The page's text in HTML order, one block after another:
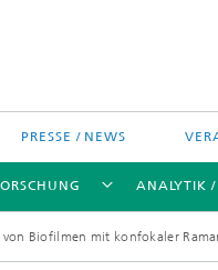
PRESSE / NEWS
ANALYTIK /
Biofilmen mit konfokaler